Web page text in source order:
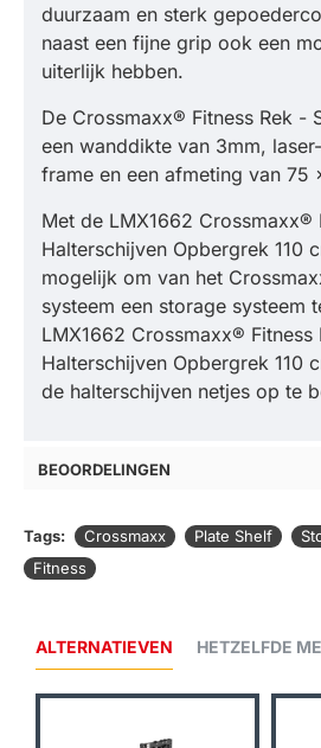
duurzaam en sterk
naast een fijne grip ook een
uiterlijk hebben.
De Crossmaxx® Fitness Rek -
een wanddikte van 3mm,
frame en een afmeting van 75
Met de LMX1662 Crossmaxx®
Halterschijven Opbergrek 110
mogelijk om van het
systeem een storage systeem
LMX1662 Crossmaxx® Fitness
Halterschijven Opbergrek 110
de halterschijven netjes op te
BEOORDELINGEN
Tags: Crossmaxx Plate Shelf
Fitness
ALTERNATIEVEN HETZELFDE